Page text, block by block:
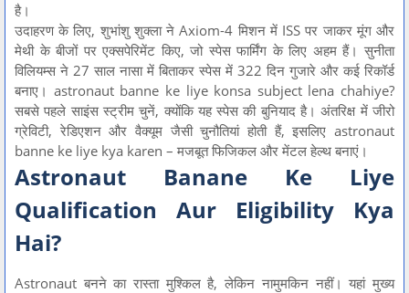
है।
उदाहरण के लिए, शुभांशु शुक्ला ने Axiom-4 मिशन में ISS पर जाकर मूंग और
मेथी के बीजों पर एक्सपेरिमेंट किए, जो स्पेस फार्मिंग के लिए अहम हैं। सुनीता
विलियम्स ने 27 साल नासा में बिताकर स्पेस में 322 दिन गुजारे और कई रिकॉर्ड
बनाए। astronaut banne ke liye konsa subject lena chahiye?
सबसे पहले साइंस स्ट्रीम चुनें, क्योंकि यह स्पेस की बुनियाद है। अंतरिक्ष में जीरो
ग्रेविटी, रेडिएशन और वैक्यूम जैसी चुनौतियां होती हैं, इसलिए astronaut
banne ke liye kya karen – मजबूत फिजिकल और मेंटल हेल्थ बनाएं।
Astronaut Banane Ke Liye
Qualification Aur Eligibility Kya
Hai?
Astronaut बनने का रास्ता मुश्किल है, लेकिन नामुमकिन नहीं। यहां मुख्य